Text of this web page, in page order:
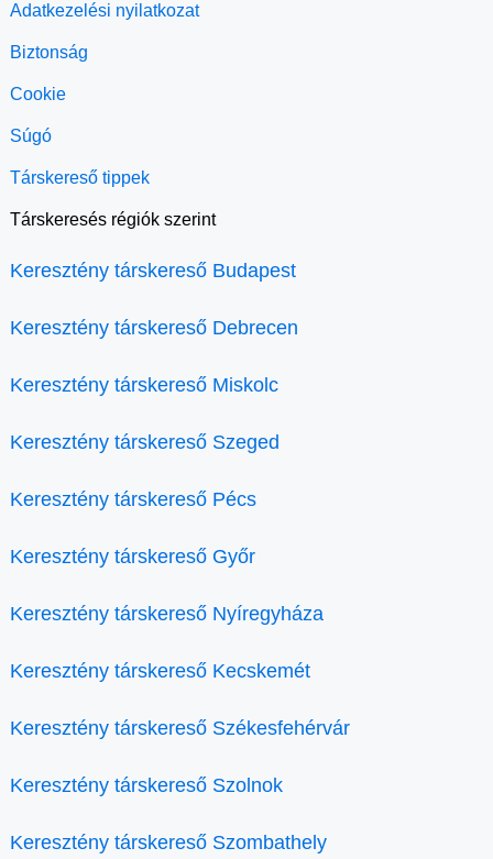
Adatkezelési nyilatkozat
Biztonság
Cookie
Súgó
Társkereső tippek
Társkeresés régiók szerint
Keresztény társkereső Budapest
Keresztény társkereső Debrecen
Keresztény társkereső Miskolc
Keresztény társkereső Szeged
Keresztény társkereső Pécs
Keresztény társkereső Győr
Keresztény társkereső Nyíregyháza
Keresztény társkereső Kecskemét
Keresztény társkereső Székesfehérvár
Keresztény társkereső Szolnok
Keresztény társkereső Szombathely